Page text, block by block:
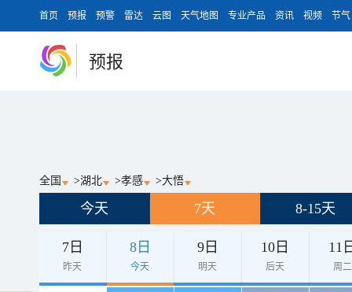
首页 预报 预警 雷达 云图 天气地图 专业产品 资讯 视频 节气
预报
全国 >湖北 >孝感 >大悟
今天 7天 8-15天
7日
昨天
8日
今天
9日
明天
10日
后天
11
周二